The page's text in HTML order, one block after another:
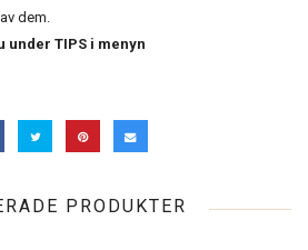
dem.
under TIPS i menyn
PRODUKTER